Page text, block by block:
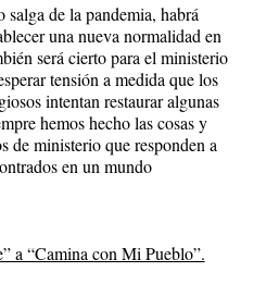
de la pandemia, habrá
una nueva normalidad en
será cierto para el ministerio
tensión a medida que los
intentan restaurar algunas
hemos hecho las cosas y
de ministerio que responden a
en un mundo
a “Camina con Mi Pueblo”.